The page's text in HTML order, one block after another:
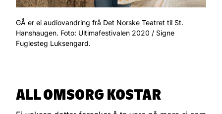
GÅ er ei audiovandring frå Det Norske Teatret til St.
Hanshaugen. Foto: Ultimafestivalen 2020 / Signe
Fuglesteg Luksengard.
ALL OMSORG KOSTAR